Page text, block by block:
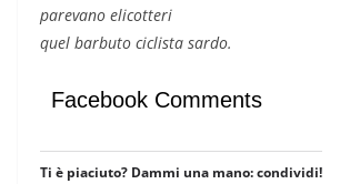
parevano elicotteri
quel barbuto ciclista sardo.
Facebook Comments
Ti è piaciuto? Dammi una mano: condividi!